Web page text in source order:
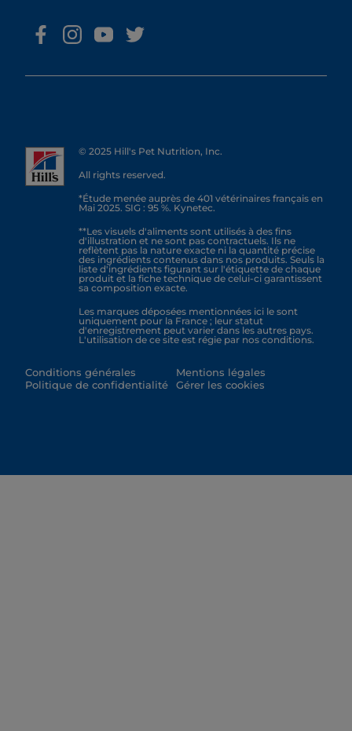
© 2025 Hill's Pet Nutrition, Inc.
All rights reserved.
*Étude menée auprès de 401 vétérinaires français en
Mai 2025. SIG : 95 %. Kynetec.
**Les visuels d'aliments sont utilisés à des fins
d'illustration et ne sont pas contractuels. Ils ne
reflètent pas la nature exacte ni la quantité précise
des ingrédients contenus dans nos produits. Seuls la
liste d'ingrédients figurant sur l'étiquette de chaque
produit et la fiche technique de celui-ci garantissent
sa composition exacte.
Les marques déposées mentionnées ici le sont
uniquement pour la France ; leur statut
d'enregistrement peut varier dans les autres pays.
L'utilisation de ce site est régie par nos conditions.
Conditions générales
Politique de confidentialité
Mentions légales
Gérer les cookies